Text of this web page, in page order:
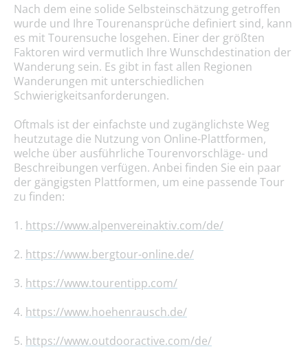
Nach dem eine solide Selbsteinschätzung getroffen
wurde und Ihre Tourenansprüche definiert sind, kann
es mit Tourensuche losgehen. Einer der größten
Faktoren wird vermutlich Ihre Wunschdestination der
Wanderung sein. Es gibt in fast allen Regionen
Wanderungen mit unterschiedlichen
Schwierigkeitsanforderungen.
Oftmals ist der einfachste und zugänglichste Weg
heutzutage die Nutzung von Online-Plattformen,
welche über ausführliche Tourenvorschläge- und
Beschreibungen verfügen. Anbei finden Sie ein paar
der gängigsten Plattformen, um eine passende Tour
zu finden:
1. https://www.alpenvereinaktiv.com/de/
2. https://www.bergtour-online.de/
3. https://www.tourentipp.com/
4. https://www.hoehenrausch.de/
5. https://www.outdooractive.com/de/